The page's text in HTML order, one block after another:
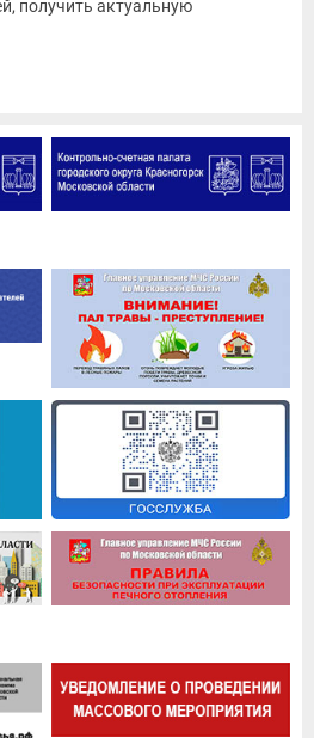
получить актуальную